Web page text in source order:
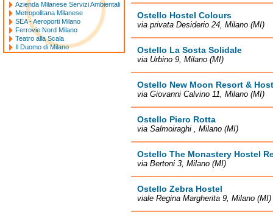
Ostello Hostel Colours
via privata Desiderio 24, Milano (MI)
Ostello La Sosta Solidale
via Urbino 9, Milano (MI)
Ostello New Moon Resort &
via Giovanni Calvino 11, Milano (MI)
Ostello Piero Rotta
via Salmoiraghi , Milano (MI)
Ostello The Monastery Hostel
via Bertoni 3, Milano (MI)
Ostello Zebra Hostel
viale Regina Margherita 9, Milano (MI)
Azienda Milanese Servizi Ambientali
Metropolitana Milanese
SEA - Aeroporti Milano
Ferrovie Nord Milano
Teatro alla Scala
Il Duomo di Milano